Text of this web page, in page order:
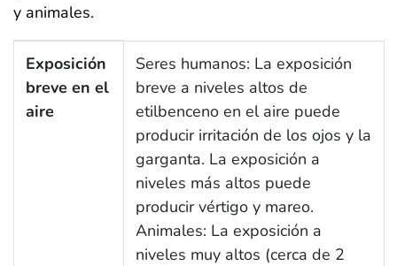
y animales.
Exposición
breve en el
aire
Seres humanos: La exposición
breve a niveles altos de
etilbenceno en el aire puede
producir irritación de los ojos y la
garganta. La exposición a
niveles más altos puede
producir vértigo y mareo.
Animales: La exposición a
niveles muy altos (cerca de 2